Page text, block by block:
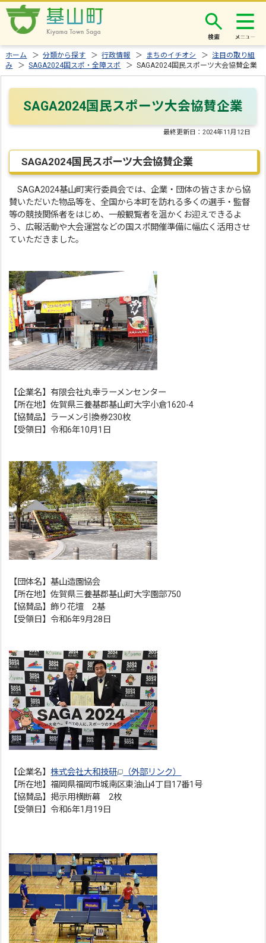
検索
ホーム ＞分類から探す ＞行政情報 ＞ まちのイチオシ ＞注目の取り組
み
＞SAGA2024国スポ・全障スポ ＞ SAGA2024国民スポーツ大会協賛企業
SAGA2024国民スポーツ大会協賛企業
最終更新日：2024年11月12日
SAGA2024国民スポーツ大会協賛企業
SAGA2024基山町実行委員会では、企業・団体の皆さまから協
賛いただいた物品等を、全国から本町を訪れる多くの選手・監督
等の競技関係者をはじめ、一般観覧者を温かくお迎えできるよ
う、広報活動や大会運営などの国スポ開催準備に幅広く活用させ
ていただきました。
【企業名】有限会社丸幸ラーメンセンター
【所在地】佐賀県三養基郡基山町大字小倉1620-4
【協賛品】ラーメン引換券230枚
【受領日】令和6年10月1日
【団体名】基山造園協会
【所在地】佐賀県三養基郡基山町大字園部750
【協賛品】飾り花壇 2基
【受領日】令和6年9月28日
【企業名】株式会社大和技研
（外部リンク）
【所在地】福岡県福岡市城南区東油山4丁目17番1号
【協賛品】掲示用横断幕 2枚
【受領日】令和6年1月19日